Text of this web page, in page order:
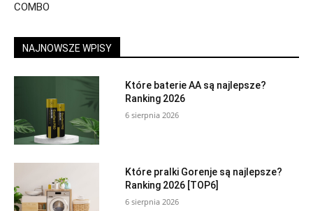
COMBO
NAJNOWSZE WPISY
Które baterie AA są najlepsze?
Ranking 2026
6 sierpnia 2026
Które pralki Gorenje są najlepsze?
Ranking 2026 [TOP6]
6 sierpnia 2026